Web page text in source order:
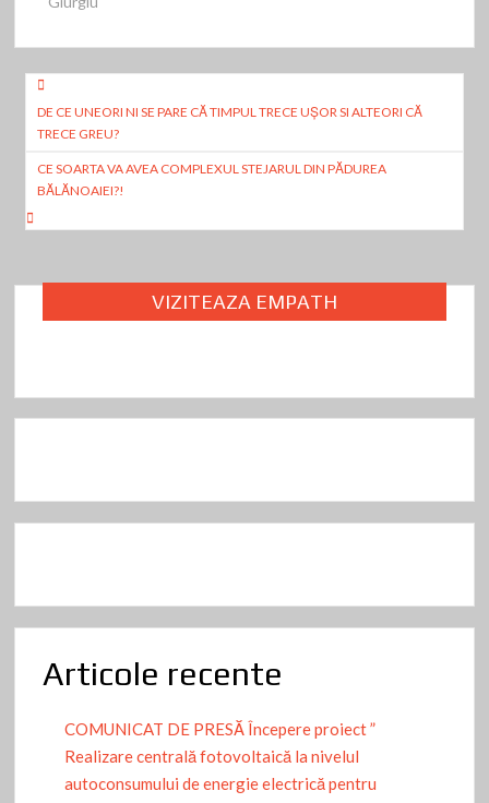
o
o
k
o
n
az
ă
Navigare
în
articole
DE CE UNEORI NI SE PARE CĂ TIMPUL TRECE UȘOR SI ALTEORI CĂ
TRECE GREU?
CE SOARTA VA AVEA COMPLEXUL STEJARUL DIN PĂDUREA
BĂLĂNOAIEI?!
VIZITEAZA EMPATH
Articole recente
COMUNICAT DE PRESĂ Începere proiect ”
Realizare centrală fotovoltaică la nivelul
autoconsumului de energie electrică pentru